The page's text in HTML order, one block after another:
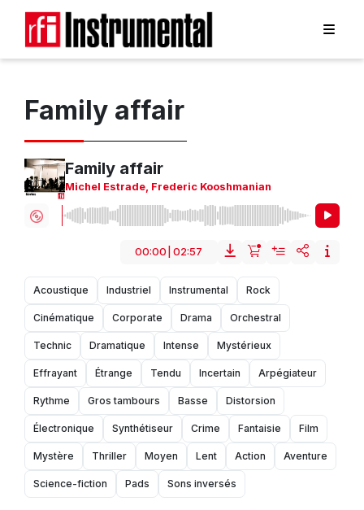
Family affair
Family affair
Michel Estrade, Frederic Kooshmanian
00:00 02:57
Acoustique Industriel Instrumental Rock
Cinématique Corporate Drama Orchestral
Technic Dramatique Intense Mystérieux
Effrayant Étrange Tendu Incertain Arpégiateur
Rythme Gros tambours Basse Distorsion
Électronique Synthétiseur Crime Fantaisie Film
Mystère Thriller Moyen Lent Action Aventure
Science-fiction Pads Sons inversés